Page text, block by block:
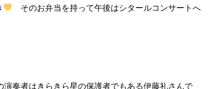
そのお弁当を持って午後はシタールコンサートへ
奏者はきらきら星の保護者でもある伊藤礼さんで